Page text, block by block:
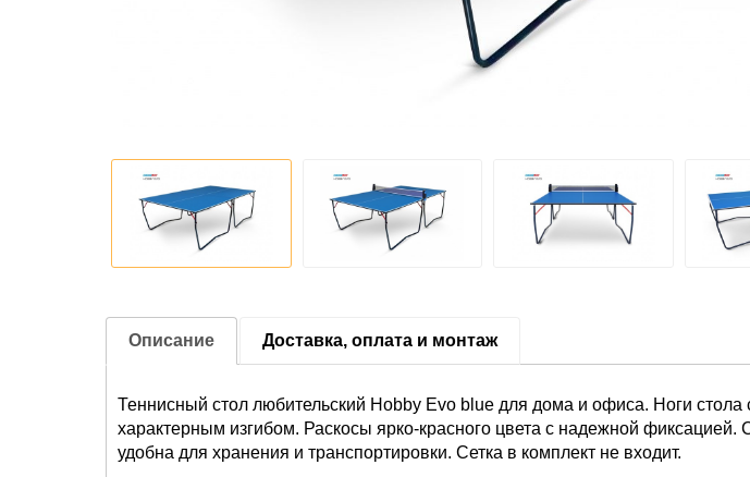
Описание Доставка, оплата и монтаж
Теннисный стол любительский Hobby Evo blue для дома и офиса. Ноги
характерным изгибом. Раскосы ярко-красного цвета с надежной фиксацией.
удобна для хранения и транспортировки. Сетка в комплект не входит.